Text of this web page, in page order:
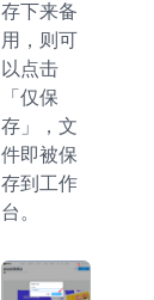
存下来备
用，则可
以点击
「仅保
存」，文
件即被保
存到工作
台。